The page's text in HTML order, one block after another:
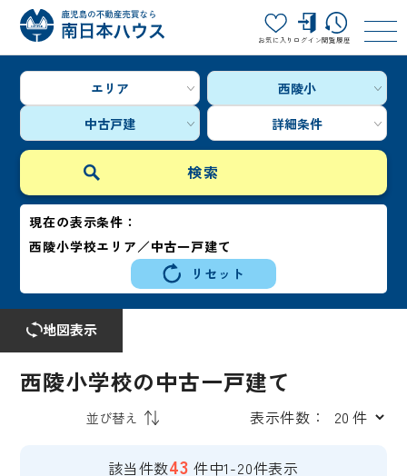
お気に入り ログイン閲覧履歴
エリア
西陵小
中古戸建
詳細条件
現在の表示条件：
西陵小学校エリア／中古一戸建て
リセット
地図表示
西陵小学校の中古一戸建て
表示件数：
該当件数43 件中1-20件表示